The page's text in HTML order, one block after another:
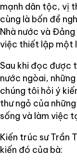
mạnh dân tộc, vị
cùng là bốn đề
Nhà nước và
việc thiết lập một
Sau khi đọc được
nước ngòai,
chúng tôi hỏi ý
thư ngỏ của
sống và làm việc
Kiến trúc sư Trần
kiến đó của bà: